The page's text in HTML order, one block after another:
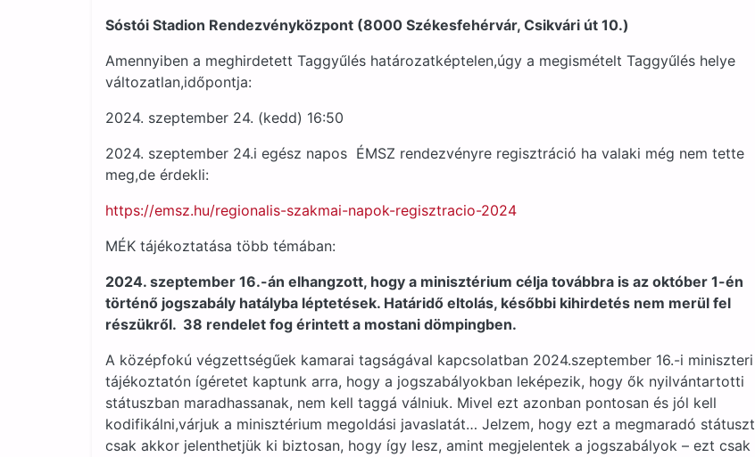
Sóstói Stadion Rendezvényközpont (8000 Székesfehérvár, Csikvári út 10.)
Amennyiben a meghirdetett Taggyűlés határozatképtelen,úgy a megismételt Taggyűlés helye
változatlan,időpontja:
2024. szeptember 24. (kedd) 16:50
2024. szeptember 24.i egész napos ÉMSZ rendezvényre regisztráció ha valaki még nem tette
meg,de érdekli:
https://emsz.hu/regionalis-szakmai-napok-regisztracio-2024
MÉK tájékoztatása több témában:
2024. szeptember 16.-án elhangzott, hogy a minisztérium célja továbbra is az október 1-én
történő jogszabály hatályba léptetések. Határidő eltolás, későbbi kihirdetés nem merül fel
részükről. 38 rendelet fog érintett a mostani dömpingben.
A középfokú végzettségűek kamarai tagságával kapcsolatban 2024.szeptember 16.-i miniszteri
tájékoztatón ígéretet kaptunk arra, hogy a jogszabályokban leképezik, hogy ők nyilvántartotti
státuszban maradhassanak, nem kell taggá válniuk. Mivel ezt azonban pontosan és jól kell
kodifikálni,várjuk a minisztérium megoldási javaslatát… Jelzem, hogy ezt a megmaradó státuszt
csak akkor jelenthetjük ki biztosan, hogy így lesz, amint megjelentek a jogszabályok – ezt csak